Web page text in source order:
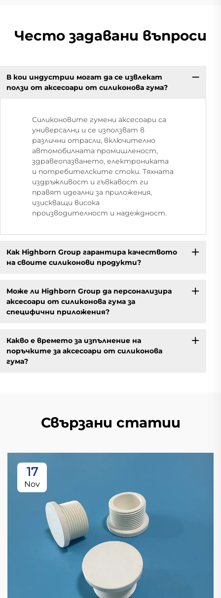
Често задавани въпроси
В кои индустрии могат да се извлекат
ползи от аксесоари от силиконова гума?
Силиконовите гумени аксесоари са
универсални и се използват в
различни отрасли, включително
автомобилната промишленост,
здравеопазването, електрониката
и потребителските стоки. Тяхната
издръжливост и гъвкавост ги
правят идеални за приложения,
изискващи висока
производителност и надеждност.
Как Highborn Group гарантира качеството
на своите силиконови продукти?
Може ли Highborn Group да персонализира
аксесоари от силиконова гума за
специфични приложения?
Какво е времето за изпълнение на
поръчките за аксесоари от силиконова
гума?
Свързани статии
17
Nov